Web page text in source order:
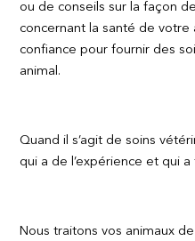
ou de conseils sur la façon
concernant la santé de votre
confiance pour fournir des
animal.
Quand il s’agit de soins
qui a de l’expérience et qui
Nous traitons vos animaux